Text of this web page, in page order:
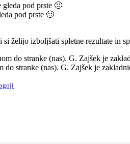
pod prste 🙂
želijo izboljšati spletne rezultate in
do stranke (nas). G. Zajšek je